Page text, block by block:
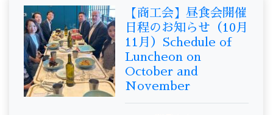
【商工会】昼食会開催
日程のお知らせ（10月
11月）Schedule of
Luncheon on
October and
November